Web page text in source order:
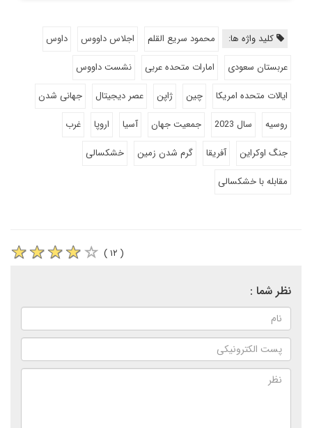
کلید واژه ها: محمود سریع القلم اجلاس داووس
داوس
عربستان سعودی
امارات متحده عربی
نشست داووس
ایالات متحده امریکا
چین ژاپن عصر دیجیتال
جهانی شدن
روسیه
سال 2023 جمعیت جهان آسیا اروپا
غرب
جنگ اوکراین
آفریقا گرم شدن زمین
خشکسالی
مقابله با خشکسالی
( ۱۲ )
نظر شما :